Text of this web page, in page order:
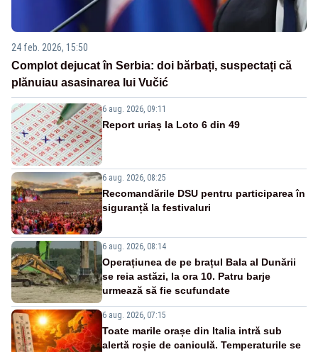
24 feb. 2026, 15:50
Complot dejucat în Serbia: doi bărbați, suspectați că
plănuiau asasinarea lui Vučić
6 aug. 2026, 09:11
Report uriaș la Loto 6 din 49
6 aug. 2026, 08:25
Recomandările DSU pentru participarea în
siguranță la festivaluri
6 aug. 2026, 08:14
Operațiunea de pe brațul Bala al Dunării
se reia astăzi, la ora 10. Patru barje
urmează să fie scufundate
6 aug. 2026, 07:15
Toate marile orașe din Italia intră sub
alertă roșie de caniculă. Temperaturile se